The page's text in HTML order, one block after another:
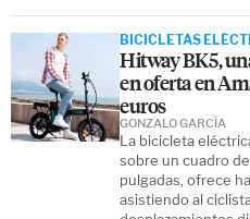
BICICLETAS
Hitway BK5,
en oferta en
euros
La bicicleta
sobre un cuadro
pulgadas, ofrece
asistiendo al
GONZALO GARCÍA